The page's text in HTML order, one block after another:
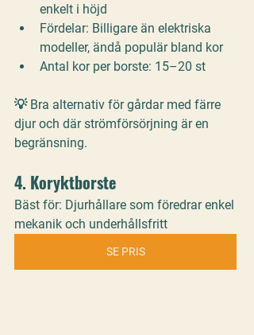
enkelt i höjd
Fördelar: Billigare än elektriska
modeller, ändå populär bland kor
Antal kor per borste: 15–20 st
💡 Bra alternativ för gårdar med färre
djur och där strömförsörjning är en
begränsning.
4. Koryktborste
Bäst för: Djurhållare som föredrar enkel
mekanik och underhållsfritt
SE PRIS